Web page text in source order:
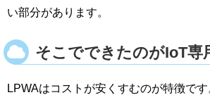
い部分があります。
そこでできたのがIoT専
LPWAはコストが安くすむのが特徴です